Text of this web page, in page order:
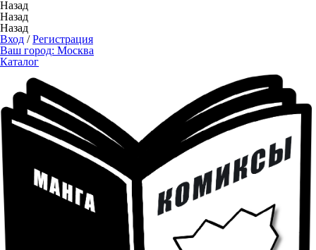
Назад
Назад
Назад
Вход /Регистрация
Ваш город: Москва
Каталог